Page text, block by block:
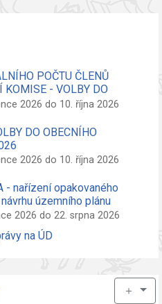
POČTU ČLENŮ
KOMISE - VOLBY DO
2026 do 10. října 2026
DO OBECNÍHO
2026 do 10. října 2026
- nařízení opakovaného
územního plánu
2026 do 22. srpna 2026
na ÚD
＋